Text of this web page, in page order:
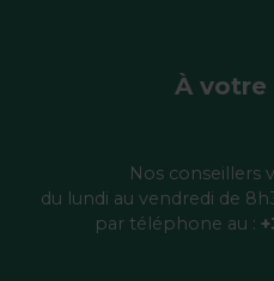
À votre
Nos conseillers
du lundi au vendredi de
par téléphone au :